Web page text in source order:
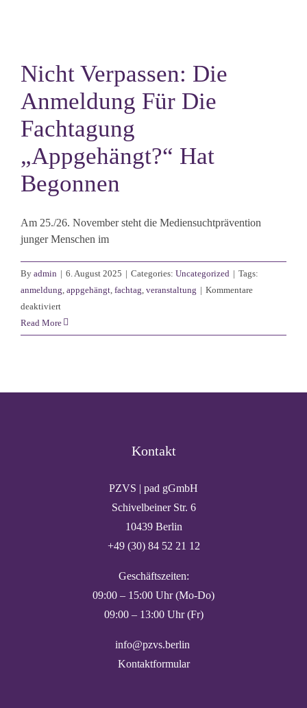
Nicht Verpassen: Die
Anmeldung Für Die
Fachtagung
„Appgehängt?“ Hat
Begonnen
Am 25./26. November steht die Mediensuchtprävention
junger Menschen im
By admin | 6. August 2025 | Categories: Uncategorized | Tags:
anmeldung appgehängt fachtag veranstaltung | Kommentare
deaktiviertfür
Nicht
verpassen:
Read More
Kontakt
PZVS | pad gGmbH
Schivelbeiner Str. 6
10439 Berlin
+49 (30) 84 52 21 12
Geschäftszeiten:
09:00 – 15:00 Uhr (Mo-Do)
09:00 – 13:00 Uhr (Fr)
info@pzvs.berlin
Kontaktformular